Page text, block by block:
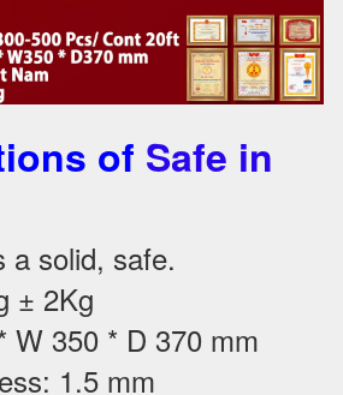
of Safe in
a solid, safe.
± 2Kg
W 350 * D 370 mm
1.5 mm